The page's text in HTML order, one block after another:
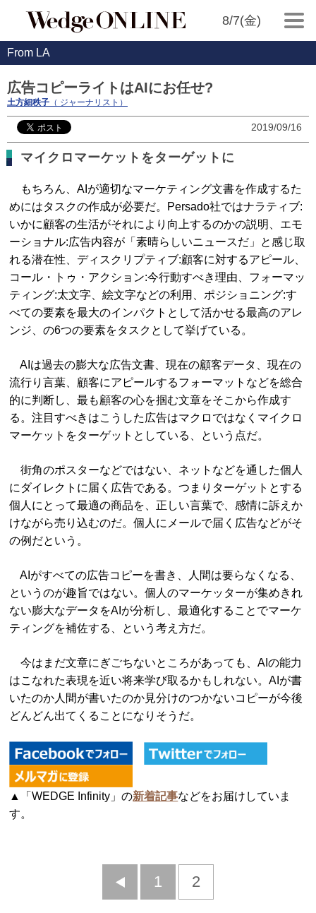
8/7(金)
From LA
広告コピーライトはAIにお任せ?
土方細秩子 （ ジャーナリスト）
2019/09/16
マイクロマーケットをターゲットに
もちろん、AIが適切なマーケティング文書を作成するた
めにはタスクの作成が必要だ。Persado社ではナラティブ:
いかに顧客の生活がそれにより向上するのかの説明、エモ
ーショナル:広告内容が「素晴らしいニュースだ」と感じ取
れる潜在性、ディスクリプティブ:顧客に対するアピール、
コール・トゥ・アクション:今行動すべき理由、フォーマッ
ティング:太文字、絵文字などの利用、ポジショニング:す
べての要素を最大のインパクトとして活かせる最高のアレ
ンジ、の6つの要素をタスクとして挙げている。
AIは過去の膨大な広告文書、現在の顧客データ、現在の
流行り言葉、顧客にアピールするフォーマットなどを総合
的に判断し、最も顧客の心を掴む文章をそこから作成す
る。注目すべきはこうした広告はマクロではなくマイクロ
マーケットをターゲットとしている、という点だ。
街角のポスターなどではない、ネットなどを通した個人
にダイレクトに届く広告である。つまりターゲットとする
個人にとって最適の商品を、正しい言葉で、感情に訴えか
けながら売り込むのだ。個人にメールで届く広告などがそ
の例だという。
AIがすべての広告コピーを書き、人間は要らなくなる、
というのが趣旨ではない。個人のマーケッターが集めきれ
ない膨大なデータをAIが分析し、最適化することでマーケ
ティングを補佐する、という考え方だ。
今はまだ文章にぎごちないところがあっても、AIの能力
はこなれた表現を近い将来学び取るかもしれない。AIが書
いたのか人間が書いたのか見分けのつかないコピーが今後
どんどん出てくることになりそうだ。
▲「WEDGE Infinity」の新着記事などをお届けしていま
す。
前
1 2